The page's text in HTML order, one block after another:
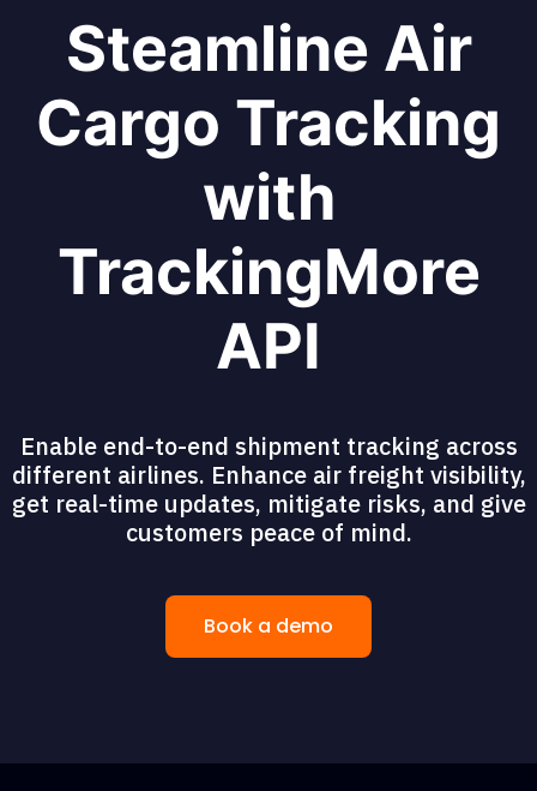
Steamline Air
Cargo Tracking
with
TrackingMore
API
Enable end-to-end shipment tracking across
different airlines. Enhance air freight visibility,
get real-time updates, mitigate risks, and give
customers peace of mind.
Book a demo